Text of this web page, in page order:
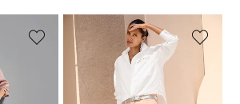
MADELEINE
139,95 €